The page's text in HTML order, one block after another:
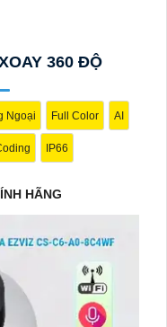
chuyển động thông
bạn.
trong việc quảng bá
360 ĐỘ
Ngoại Full Color AI
IP66
HÃNG